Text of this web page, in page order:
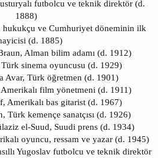
futbolcu ve teknik direktör (d.
1888)
hukukçu ve Cumhuriyet döneminin ilk
(d. 1885)
Alman bilim adamı (d. 1912)
sinema oyuncusu (d. 1929)
Avar, Türk öğretmen (d. 1901)
film yönetmeni (d. 1911)
Amerikalı bas gitarist (d. 1967)
Türk kemençe sanatçısı (d. 1926)
el-Suud, Suudi prens (d. 1934)
oyuncu, ressam ve yazar (d. 1945)
Yugoslav futbolcu ve teknik direktör